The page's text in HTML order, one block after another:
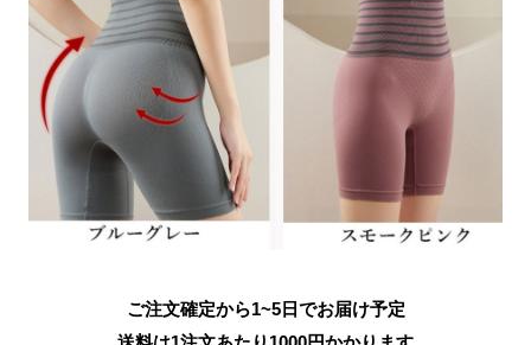
ご注文確定から1~5日でお届け予定